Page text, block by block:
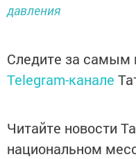
давления
Следите за
Telegram-канале
Читайте новости
национальном